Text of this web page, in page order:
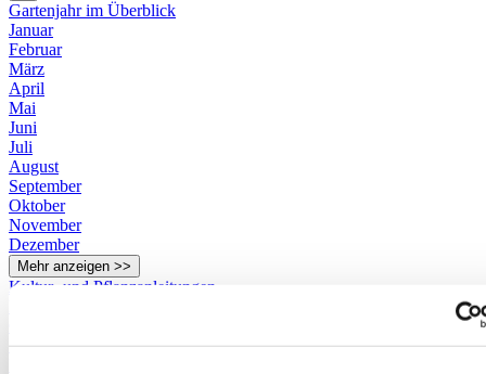
Gartenjahr im Überblick
Januar
Februar
März
April
Mai
Juni
Juli
August
September
Oktober
November
Dezember
Mehr anzeigen >>
Kultur- und Pflanzanleitungen
Schneiden von Weinreben